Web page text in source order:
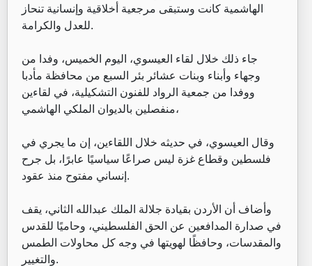
الهاشمية كانت وستبقى مرجعية أخلاقية وإنسانية تنحاز
للعدل والكرامة.
جاء ذلك خلال لقاء العيسوي، اليوم الخميس، وفدا من
وجهاء وأبناء وبنات عشائر بئر السبع من محافظة مأدبا
ووفدا من جمعية الرواد للفنون التشكيلية، في لقاءين
منفصلين بالديوان الملكي الهاشمي،
وقال العيسوي، في حديثه خلال اللقاءين، إن ما يجري في
فلسطين وقطاع غزة ليس صراعًا سياسيًا عابرًا، بل جرح
إنساني مفتوح منذ عقود.
وأضاف أن الأردن بقيادة جلالة الملك عبدالله الثاني، يقف
في صدارة المدافعين عن الحق الفلسطيني، وحاميًا للقدس
والمقدسات، وحافظًا لهويتها في وجه كل محاولات الطمس
والتغيير.